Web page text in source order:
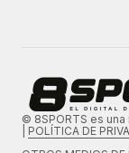
© 8SPORTS es una
POLÍTICA DE